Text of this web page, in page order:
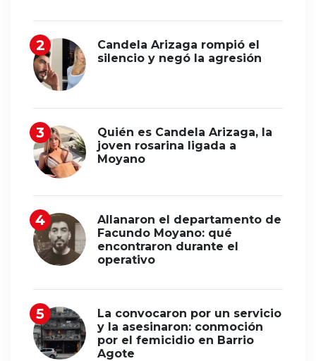
Candela Arizaga rompió el
silencio y negó la agresión
Quién es Candela Arizaga, la
joven rosarina ligada a
Moyano
Allanaron el departamento de
Facundo Moyano: qué
encontraron durante el
operativo
La convocaron por un servicio
y la asesinaron: conmoción
por el femicidio en Barrio
Agote